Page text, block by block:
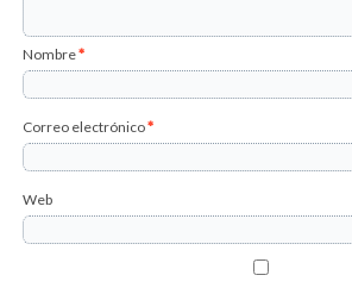
Nombre*
Correo electrónico*
Web